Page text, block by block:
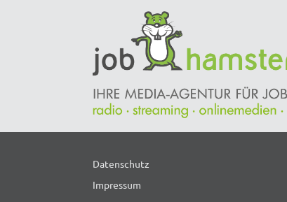
Datenschutz
Impressum